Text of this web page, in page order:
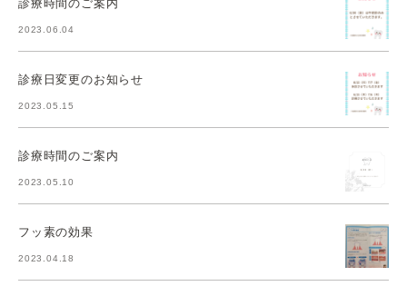
2023.06.04
診療日変更のお知らせ
2023.05.15
診療時間のご案内
2023.05.10
フッ素の効果
2023.04.18